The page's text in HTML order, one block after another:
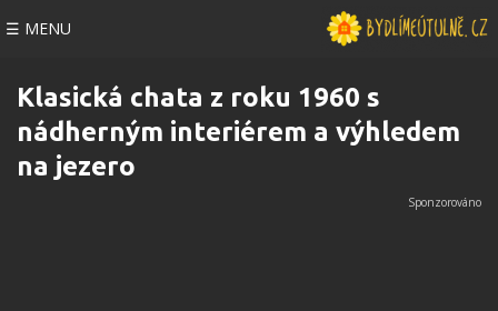
☰ MENU
Klasická chata z roku 1960 s
nádherným interiérem a výhledem
na jezero